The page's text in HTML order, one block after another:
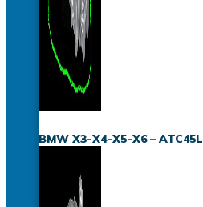
BMW X3-X4-X5-X6 – ATC45L